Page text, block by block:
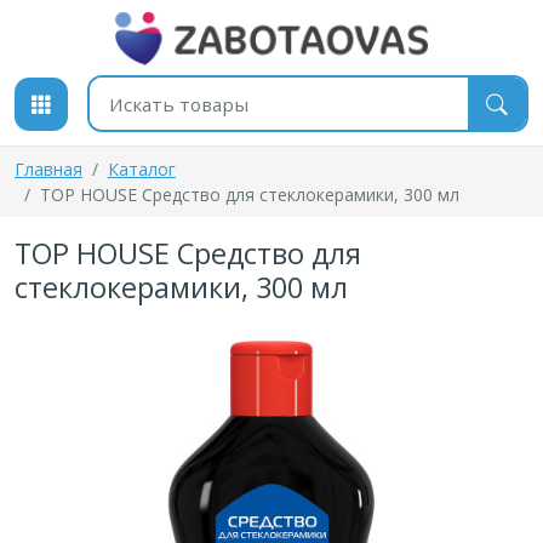
К содержимому
Поиск товаров
Главная
Каталог
TOP HOUSE Средство для стеклокерамики, 300 мл
TOP HOUSE Средство для
стеклокерамики, 300 мл